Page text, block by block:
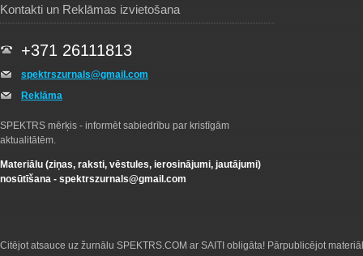
Kontakti un Reklāmas izvietošana
+371 26111813
spektrszurnals@gmail.com
Reklāma
SPEKTRS mērķis - informēt sabiedrību par kristīgām
aktualitātēm.
Materiālu (ziņas, raksti, vēstules, ierosinājumi, jautājumi)
nosūtīšana - spektrszurnals@gmail.com
Citējot atsauce uz žurnālu SPEKTRS.COM ar SAITI obligāta! Pārpublicējot